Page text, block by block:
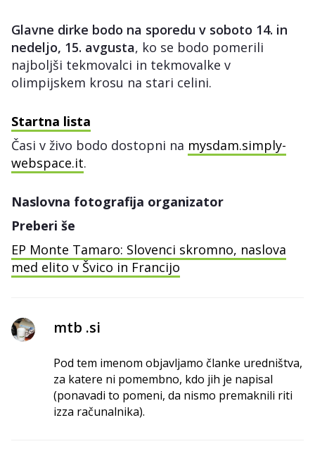
Glavne dirke bodo na sporedu v soboto 14. in
nedeljo, 15. avgusta, ko se bodo pomerili
najboljši tekmovalci in tekmovalke v
olimpijskem krosu na stari celini.
Startna lista
Časi v živo bodo dostopni na mysdam.simply-
webspace.it.
Naslovna fotografija organizator
Preberi še
EP Monte Tamaro: Slovenci skromno, naslova
med elito v Švico in Francijo
mtb .si
Pod tem imenom objavljamo članke uredništva,
za katere ni pomembno, kdo jih je napisal
(ponavadi to pomeni, da nismo premaknili riti
izza računalnika).